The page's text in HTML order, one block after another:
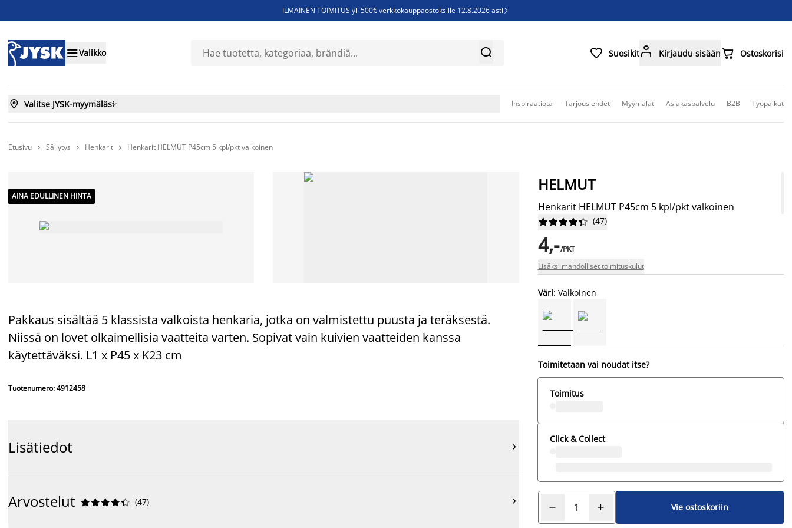
ILMAINEN TOIMITUS yli 500€ verkkokauppaostoksille 12.8.2026 asti 
Sijauspatjoja - Säästä jopa 60%
Valikko   Suosikit Kirjaudu sisään Ostoskorisi
 Valitse JYSK-myymäläsi Inspiraatiota Tarjouslehdet Myymälät Asiakaspalvelu B2B Työpaikat
Etusivu  Säilytys  Henkarit  Henkarit HELMUT P45cm 5 kpl/pkt valkoinen
AINA EDULLINEN HINTA
Pakkaus sisältää 5 klassista valkoista henkaria, jotka on valmistettu puusta ja teräksestä.
Niissä on lovet olkaimellisia vaatteita varten. Sopivat vain kuivien vaatteiden kanssa
käytettäväksi. L1 x P45 x K23 cm
Tuotenumero: 4912458
Lisätiedot 
Arvostelut 




 (47) 
HELMUT
Henkarit HELMUT P45cm 5 kpl/pkt valkoinen





 (47)
4,-/PKT
Lisäksi mahdolliset toimituskulut
Väri: Valkoinen
Toimitetaan vai noudat itse?
Toimitus
Click & Collect
Vie ostoskoriin